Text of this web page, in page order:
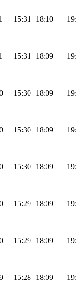
15:31 18:10
15:31 18:09
15:30 18:09
15:30 18:09
15:30 18:09
15:29 18:09
15:29 18:09
15:28 18:09